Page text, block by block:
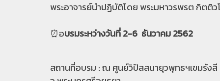
พระอาจารย์นำปฏิบัติโดย พระมหาวรพรต กิตติว
⏰อบรมระหว่างวันที่ 2-6 ธันวาคม 2562
สถานที่อบรม : ณ ศูนย์วิปัสสนายุวพุทธฯเขมรังสี